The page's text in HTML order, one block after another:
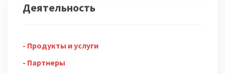
Деятельность
Продукты и услуги
Партнеры